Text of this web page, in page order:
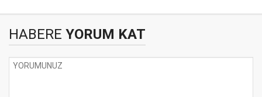
HABERE YORUM KAT